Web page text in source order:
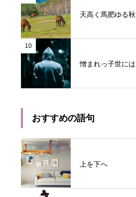
天高く馬肥ゆる秋
10
憎まれっ子世に
おすすめの語句
上を下へ